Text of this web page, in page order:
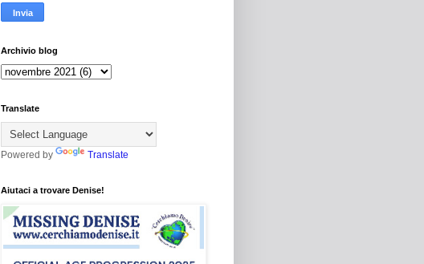
Archivio blog
Translate
Powered by Translate
Aiutaci a trovare Denise!